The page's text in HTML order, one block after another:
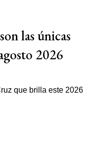
las únicas
2026